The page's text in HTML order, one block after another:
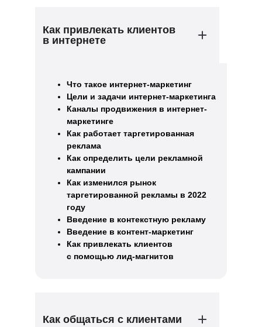
Как привлекать клиентов
в интернете
Что такое интернет-маркетинг
Цели и задачи интернет-маркетинга
Каналы продвижения в интернет-
маркетинге
Как работает таргетированная
реклама
Как определить цели рекламной
кампании
Как изменился рынок
таргетированной рекламы в 2022
году
Введение в контекстную рекламу
Введение в контент-маркетинг
Как привлекать клиентов
с помощью лид-магнитов
Как общаться с клиентами